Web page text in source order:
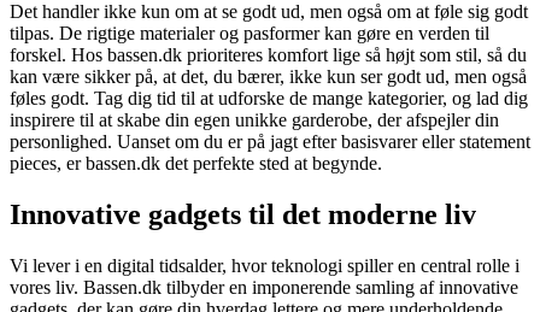
Det handler ikke kun om at se godt ud, men også om at føle sig godt
tilpas. De rigtige materialer og pasformer kan gøre en verden til
forskel. Hos bassen.dk prioriteres komfort lige så højt som stil, så du
kan være sikker på, at det, du bærer, ikke kun ser godt ud, men også
føles godt. Tag dig tid til at udforske de mange kategorier, og lad dig
inspirere til at skabe din egen unikke garderobe, der afspejler din
personlighed. Uanset om du er på jagt efter basisvarer eller statement
pieces, er bassen.dk det perfekte sted at begynde.
Innovative gadgets til det moderne liv
Vi lever i en digital tidsalder, hvor teknologi spiller en central rolle i
vores liv. Bassen.dk tilbyder en imponerende samling af innovative